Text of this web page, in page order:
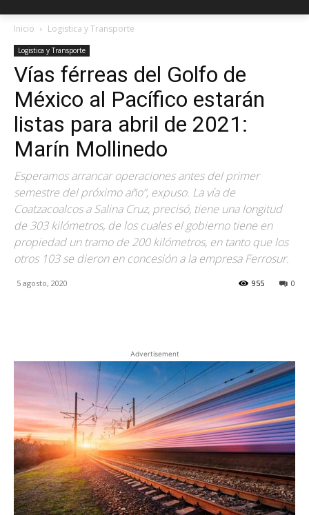
Inicio Logistica y Transporte
Logistica y Transporte
Vías férreas del Golfo de
México al Pacífico estarán
listas para abril de 2021:
Marín Mollinedo
Esperamos arrancar operaciones antes del primer
semestre del próximo año”, expuso. La vía de
Coatzacoalcos a Salina Cruz, precisó, tiene una longitud
de 303 kilómetros, de los cuales el gobierno tiene en
propiedad un tramo de 200 kilómetros, en tanto que los
otros 103 se dieron en concesión a la empresa Ferrosur.
5 agosto, 2020 0
955
Advertisement